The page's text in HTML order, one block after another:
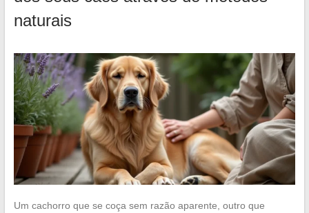
naturais
Um cachorro que se coça sem razão aparente, outro que